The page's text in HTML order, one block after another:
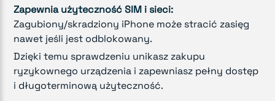
Zapewnia użyteczność SIM i sieci:
Zagubiony/skradziony iPhone może stracić zasięg
nawet jeśli jest odblokowany.
Dzięki temu sprawdzeniu unikasz zakupu
ryzykownego urządzenia i zapewniasz pełny dostęp
i długoterminową użyteczność.